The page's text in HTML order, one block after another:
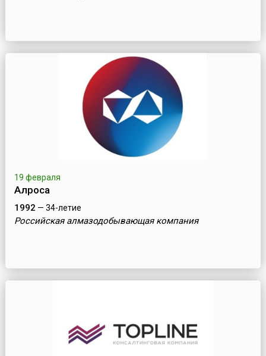
19 февраля
Алроса
1992 — 34-летие
Российская алмазодобывающая компания